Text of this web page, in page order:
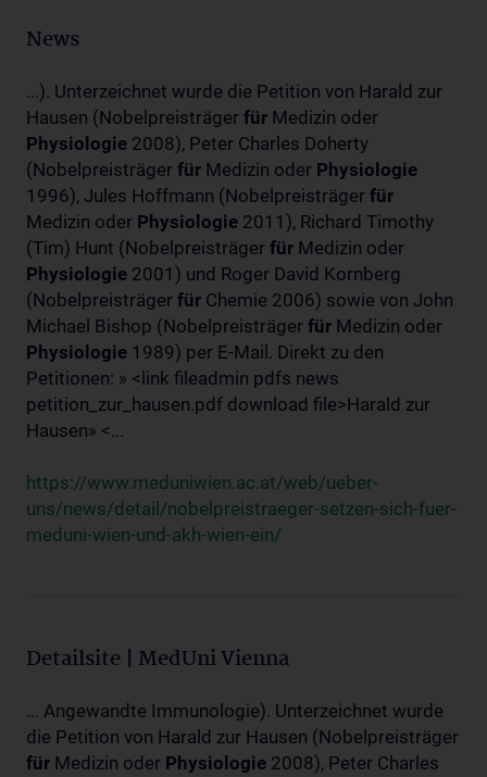
News
...). Unterzeichnet wurde die Petition von Harald zur
Hausen (Nobelpreisträger für Medizin oder
Physiologie 2008), Peter Charles Doherty
(Nobelpreisträger für Medizin oder Physiologie
1996), Jules Hoffmann (Nobelpreisträger für
Medizin oder Physiologie 2011), Richard Timothy
(Tim) Hunt (Nobelpreisträger für Medizin oder
Physiologie 2001) und Roger David Kornberg
(Nobelpreisträger für Chemie 2006) sowie von John
Michael Bishop (Nobelpreisträger für Medizin oder
Physiologie 1989) per E-Mail. Direkt zu den
Petitionen: » <link fileadmin pdfs news
petition_zur_hausen.pdf download file>Harald zur
Hausen» <...
https://www.meduniwien.ac.at/web/ueber-
uns/news/detail/nobelpreistraeger-setzen-sich-fuer-
meduni-wien-und-akh-wien-ein/
Detailsite | MedUni Vienna
... Angewandte Immunologie). Unterzeichnet wurde
die Petition von Harald zur Hausen (Nobelpreisträger
für Medizin oder Physiologie 2008), Peter Charles